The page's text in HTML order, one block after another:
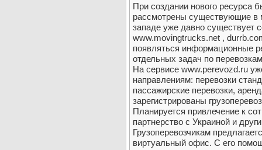
При создании нового ресурса
рассмотрены существующие в
западе уже давно существует
www.movingtrucks.net ,
появляться информационные
отдельных задач по
На сервисе www.perevozd.ru
направлениям: перевозки
пассажирские перевозки,
зарегистрированы
Планируется привлечение к
партнерство с Украиной и
Грузоперевозчикам
виртуальный офис. С его